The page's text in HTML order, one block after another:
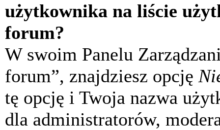
użytkownika na liście
forum?
W swoim Panelu
forum”, znajdziesz opcję
tę opcję i Twoja nazwa
dla administratorów,